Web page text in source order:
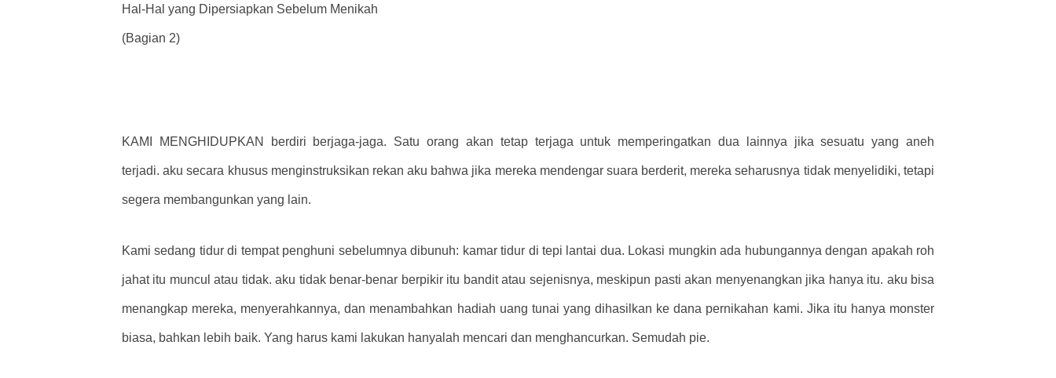
Hal-Hal yang Dipersiapkan Sebelum Menikah
(Bagian 2)
KAMI MENGHIDUPKAN berdiri berjaga-jaga. Satu orang akan tetap terjaga untuk memperingatkan dua lainnya jika sesuatu yang aneh
terjadi. aku secara khusus menginstruksikan rekan aku bahwa jika mereka mendengar suara berderit, mereka seharusnya tidak menyelidiki, tetapi
segera membangunkan yang lain.
Kami sedang tidur di tempat penghuni sebelumnya dibunuh: kamar tidur di tepi lantai dua. Lokasi mungkin ada hubungannya dengan apakah roh
jahat itu muncul atau tidak. aku tidak benar-benar berpikir itu bandit atau sejenisnya, meskipun pasti akan menyenangkan jika hanya itu. aku bisa
menangkap mereka, menyerahkannya, dan menambahkan hadiah uang tunai yang dihasilkan ke dana pernikahan kami. Jika itu hanya monster
biasa, bahkan lebih baik. Yang harus kami lakukan hanyalah mencari dan menghancurkan. Semudah pie.